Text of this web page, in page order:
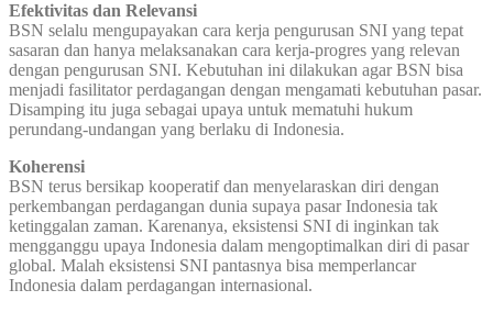
Efektivitas dan Relevansi
BSN selalu mengupayakan cara kerja pengurusan SNI yang tepat
sasaran dan hanya melaksanakan cara kerja-progres yang relevan
dengan pengurusan SNI. Kebutuhan ini dilakukan agar BSN bisa
menjadi fasilitator perdagangan dengan mengamati kebutuhan pasar.
Disamping itu juga sebagai upaya untuk mematuhi hukum
perundang-undangan yang berlaku di Indonesia.
Koherensi
BSN terus bersikap kooperatif dan menyelaraskan diri dengan
perkembangan perdagangan dunia supaya pasar Indonesia tak
ketinggalan zaman. Karenanya, eksistensi SNI di inginkan tak
mengganggu upaya Indonesia dalam mengoptimalkan diri di pasar
global. Malah eksistensi SNI pantasnya bisa memperlancar
Indonesia dalam perdagangan internasional.